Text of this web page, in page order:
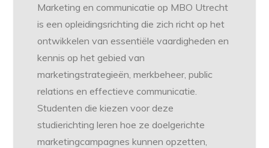
Marketing en communicatie op MBO Utrecht
is een opleidingsrichting die zich richt op het
ontwikkelen van essentiële vaardigheden en
kennis op het gebied van
marketingstrategieën, merkbeheer, public
relations en effectieve communicatie.
Studenten die kiezen voor deze
studierichting leren hoe ze doelgerichte
marketingcampagnes kunnen opzetten,